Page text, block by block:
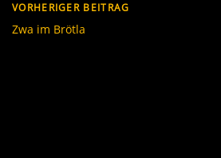
VORHERIGER BEITRAG
Zwa im Brötla